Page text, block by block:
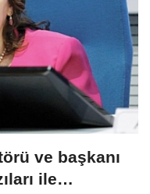
ve başkanı
ile